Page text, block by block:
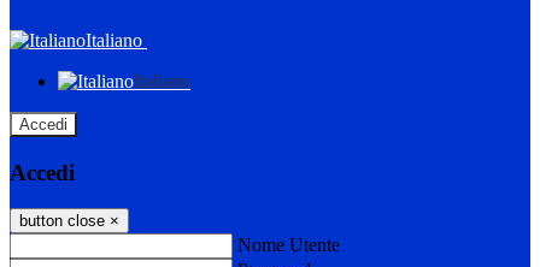
Italiano
Italiano
Accedi
Accedi
button close ×
Nome Utente